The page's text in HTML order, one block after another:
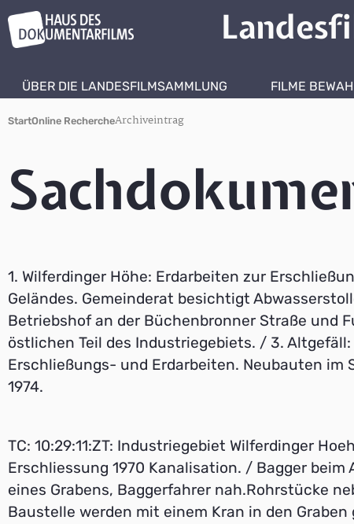
ÜBER DIE LANDESFILMSAMMLUNG FILME
StartOnline RechercheArchiveintrag
1. Wilferdinger Höhe: Erdarbeiten zur
Geländes. Gemeinderat besichtigt
Betriebshof an der Büchenbronner Straße und
östlichen Teil des Industriegebiets. / 3. Altgefäll:
Erschließungs- und Erdarbeiten. Neubauten im
1974.
TC: 10:29:11:ZT: Industriegebiet Wilferdinger
Erschliessung 1970 Kanalisation. / Bagger beim
eines Grabens, Baggerfahrer nah.Rohrstücke
Baustelle werden mit einem Kran in den Graben